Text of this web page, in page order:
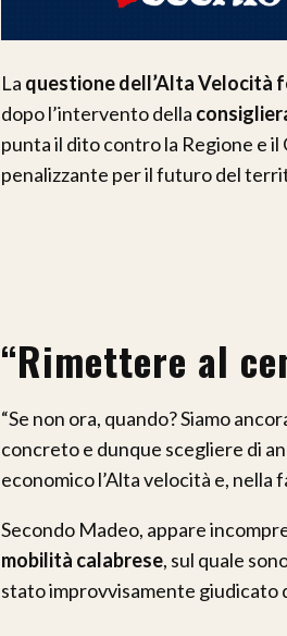
La questione dell’Alta Velocità
dopo l’intervento della
punta il dito contro la Regione e
penalizzante per il futuro del
“Rimettere al
“Se non ora, quando? Siamo
concreto e dunque scegliere di
economico l’Alta velocità e, nella
Secondo Madeo, appare
mobilità calabrese, sul quale
stato improvvisamente giudicato